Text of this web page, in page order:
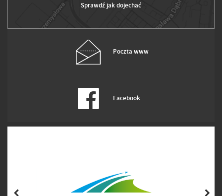
Sprawdź jak dojechać
Poczta www
Facebook